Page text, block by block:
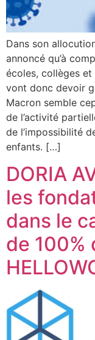
Dans son
annoncé qu’à
écoles, collèges
vont donc devoir
Macron semble
de l’activité
de l’impossibilité
enfants. […]
DORIA
les
dans le
de 100%